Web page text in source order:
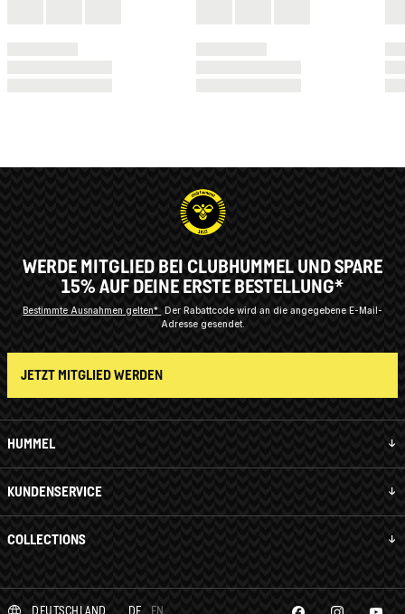
HUMMEL
KUNDENSERVICE
COLLECTIONS
WERDE MITGLIED BEI CLUBHUMMEL UND SPARE
15% AUF DEINE ERSTE BESTELLUNG*
Bestimmte Ausnahmen gelten* Der Rabattcode wird an die angegebene E-Mail-
Adresse gesendet.
JETZT MITGLIED WERDEN
DEUTSCHLAND DE EN